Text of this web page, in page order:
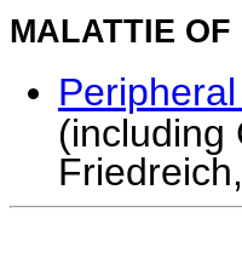
MALATTIE
(including